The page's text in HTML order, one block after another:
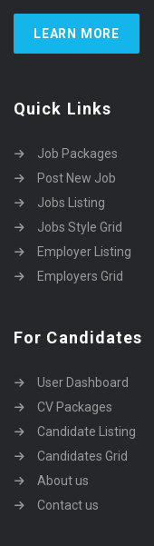
LEARN MORE
Quick Links
Job Packages
Post New Job
Jobs Listing
Jobs Style Grid
Employer Listing
Employers Grid
For Candidates
User Dashboard
CV Packages
Candidate Listing
Candidates Grid
About us
Contact us